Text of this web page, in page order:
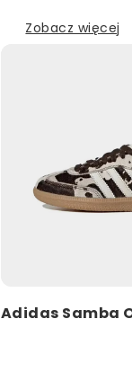
Zobacz więcej
Adidas Samba